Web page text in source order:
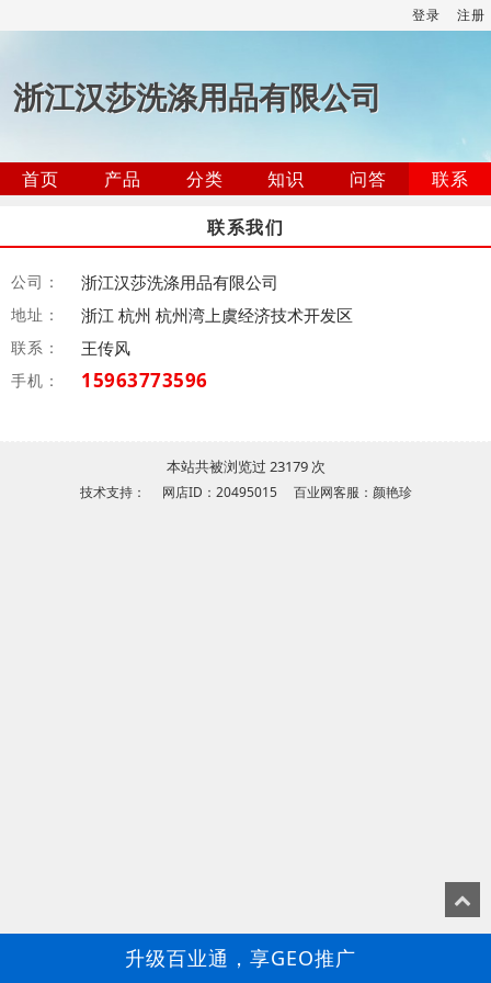
登录 注册
浙江汉莎洗涤用品有限公司
首页 产品 分类 知识 问答
联系
联系我们
公司： 浙江汉莎洗涤用品有限公司
地址： 浙江 杭州 杭州湾上虞经济技术开发区
联系： 王传风
手机： 15963773596
本站共被浏览过 23179 次
技术支持： 网店ID：20495015 百业网客服：颜艳珍
升级百业通，享GEO推广